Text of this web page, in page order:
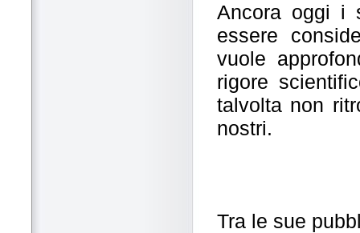
Ancora oggi i
essere
vuole
rigore
talvolta non
nostri.
Tra le sue